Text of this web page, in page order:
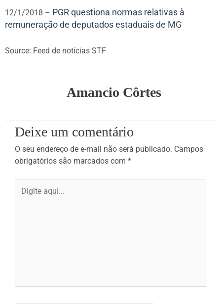
12/1/2018 – PGR questiona normas relativas à
remuneração de deputados estaduais de MG
Source: Feed de notícias STF
Amancio Côrtes
Deixe um comentário
O seu endereço de e-mail não será publicado. Campos
obrigatórios são marcados com *
aqui...